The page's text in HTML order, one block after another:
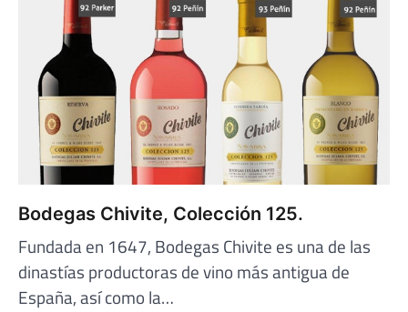
Bodegas Chivite, Colección 125.
Fundada en 1647, Bodegas Chivite es una de las
dinastías productoras de vino más antigua de
España, así como la…